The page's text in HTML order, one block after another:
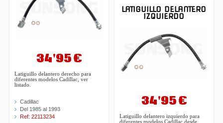
34'95 €
Latiguillo delantero derecho para
diferentes modelos Cadillac, ver
listado.
Cadillac
Del 1985 al 1993
Ref: 22113234
LATIGUILLO DELANTERO
IZQUIERDO
34'95 €
Latiguillo delantero izquierdo para
diferentes modelos Cadillac desde